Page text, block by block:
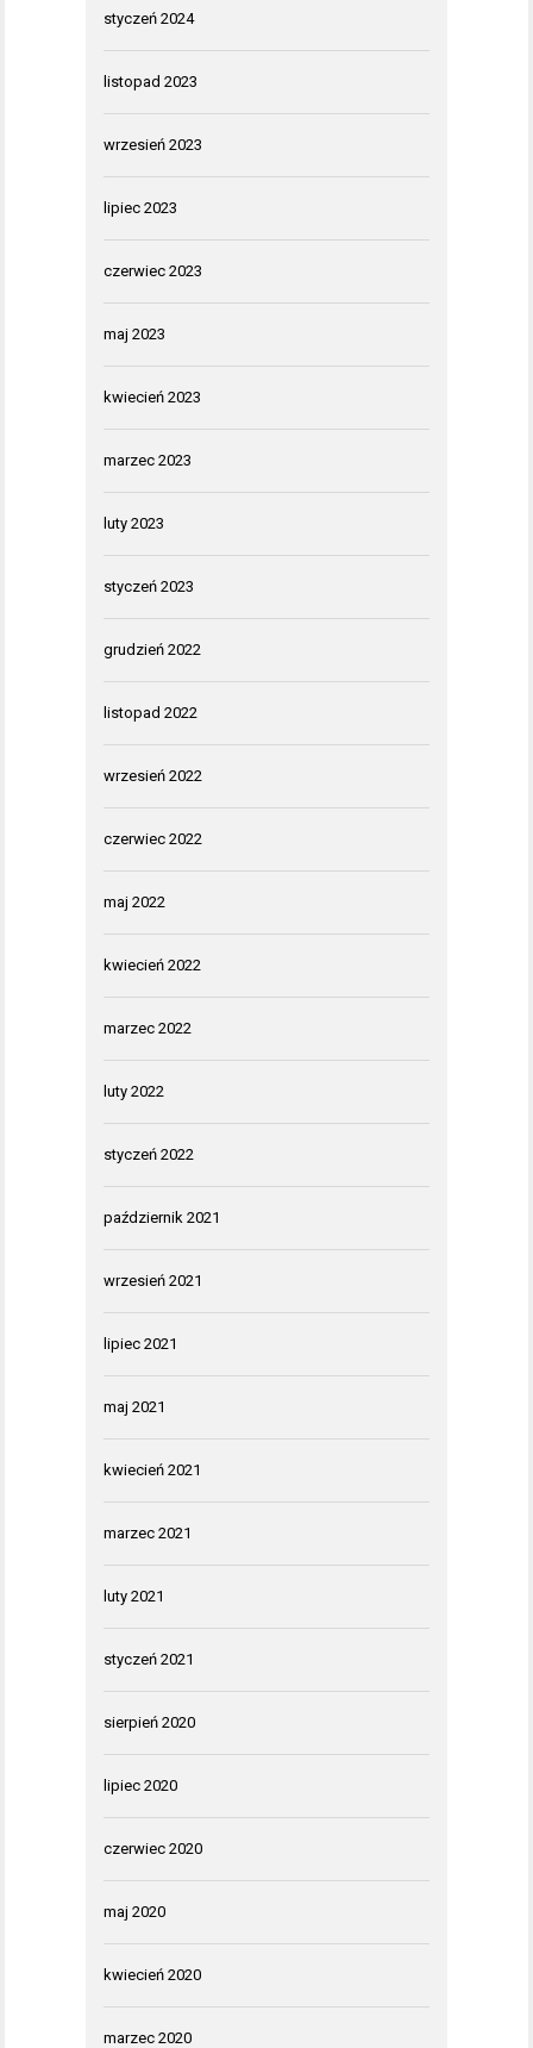
styczeń 2024
listopad 2023
wrzesień 2023
lipiec 2023
czerwiec 2023
maj 2023
kwiecień 2023
marzec 2023
luty 2023
styczeń 2023
grudzień 2022
listopad 2022
wrzesień 2022
czerwiec 2022
maj 2022
kwiecień 2022
marzec 2022
luty 2022
styczeń 2022
październik 2021
wrzesień 2021
lipiec 2021
maj 2021
kwiecień 2021
marzec 2021
luty 2021
styczeń 2021
sierpień 2020
lipiec 2020
czerwiec 2020
maj 2020
kwiecień 2020
marzec 2020